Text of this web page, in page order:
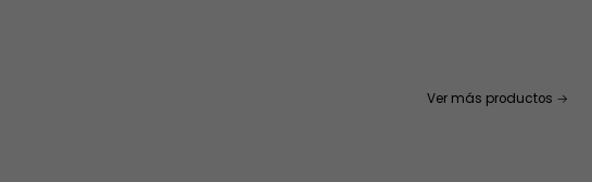
Ver más productos